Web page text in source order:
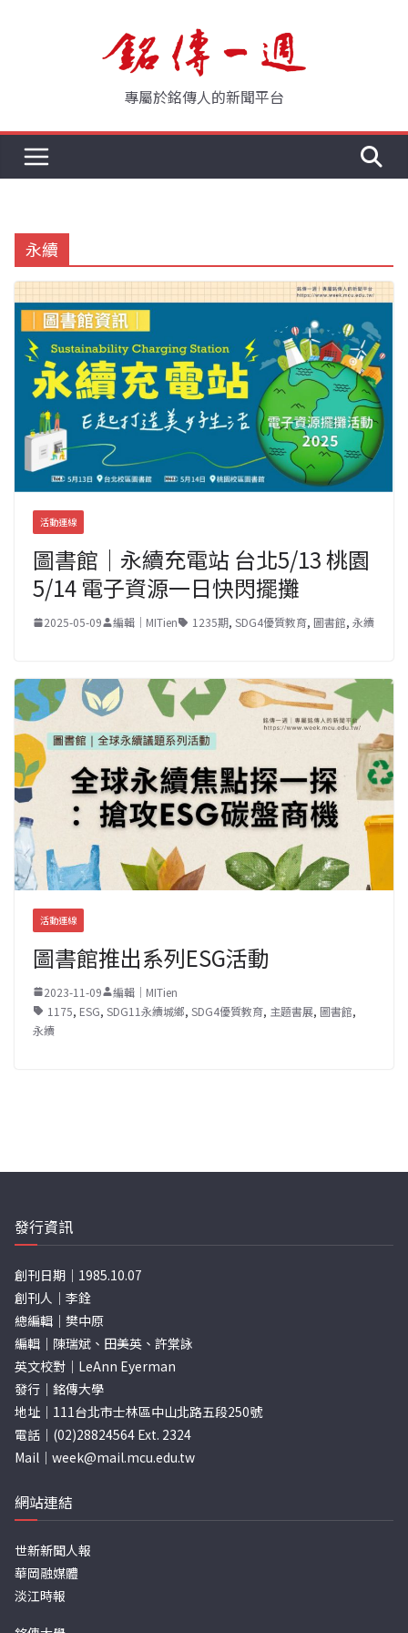
專屬於銘傳人的新聞平台
永續
活動連線
圖書館｜永續充電站 台北5/13 桃園
5/14 電子資源一日快閃擺攤
2025-05-09 編輯｜MITien 1235期, SDG4優質教育, 圖書館, 永續
活動連線
圖書館推出系列ESG活動
2023-11-09
編輯｜MITien
1175, ESG, SDG11永續城鄉, SDG4優質教育, 主題書展, 圖書館,
永續
發行資訊
創刊日期｜1985.10.07
創刊人｜李銓
總編輯｜樊中原
編輯｜陳瑞斌、田美英、許棠詠
英文校對｜LeAnn Eyerman
發行｜銘傳大學
地址｜111台北市士林區中山北路五段250號
電話｜(02)28824564 Ext. 2324
Mail｜ week@mail.mcu.edu.tw
網站連結
世新新聞人報
華岡融媒體
淡江時報